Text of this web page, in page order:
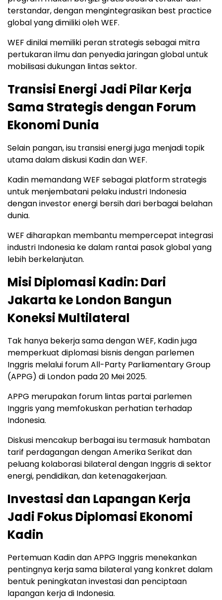
terstandar, dengan mengintegrasikan best practice
global yang dimiliki oleh WEF.
WEF dinilai memiliki peran strategis sebagai mitra
pertukaran ilmu dan penyedia jaringan global untuk
mobilisasi dukungan lintas sektor.
Transisi Energi Jadi Pilar Kerja
Sama Strategis dengan Forum
Ekonomi Dunia
Selain pangan, isu transisi energi juga menjadi topik
utama dalam diskusi Kadin dan WEF.
Kadin memandang WEF sebagai platform strategis
untuk menjembatani pelaku industri Indonesia
dengan investor energi bersih dari berbagai belahan
dunia.
WEF diharapkan membantu mempercepat integrasi
industri Indonesia ke dalam rantai pasok global yang
lebih berkelanjutan.
Misi Diplomasi Kadin: Dari
Jakarta ke London Bangun
Koneksi Multilateral
Tak hanya bekerja sama dengan WEF, Kadin juga
memperkuat diplomasi bisnis dengan parlemen
Inggris melalui forum All-Party Parliamentary Group
(APPG) di London pada 20 Mei 2025.
APPG merupakan forum lintas partai parlemen
Inggris yang memfokuskan perhatian terhadap
Indonesia.
Diskusi mencakup berbagai isu termasuk hambatan
tarif perdagangan dengan Amerika Serikat dan
peluang kolaborasi bilateral dengan Inggris di sektor
energi, pendidikan, dan ketenagakerjaan.
Investasi dan Lapangan Kerja
Jadi Fokus Diplomasi Ekonomi
Kadin
Pertemuan Kadin dan APPG Inggris menekankan
pentingnya kerja sama bilateral yang konkret dalam
bentuk peningkatan investasi dan penciptaan
lapangan kerja di Indonesia.